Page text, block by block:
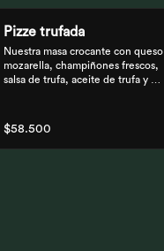
Pizze trufada
Nuestra masa crocante con queso
mozarella, champiñones frescos,
salsa de trufa, aceite de trufa y
$58.500